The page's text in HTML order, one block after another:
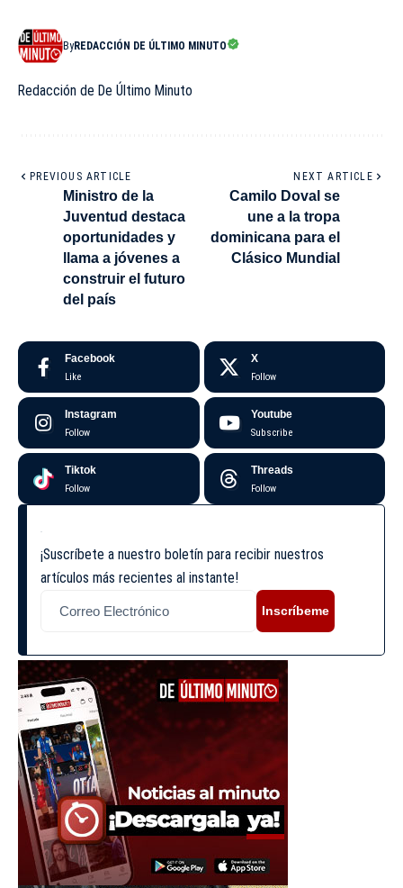
ByREDACCIÓN DE ÚLTIMO MINUTO
Redacción de De Último Minuto
PREVIOUS ARTICLE
Ministro de la
Juventud destaca
oportunidades y
llama a jóvenes a
construir el futuro
del país
NEXT ARTICLE
Camilo Doval se
une a la tropa
dominicana para el
Clásico Mundial
Facebook
Like
X
Follow
Instagram
Follow
Youtube
Subscribe
Tiktok
Follow
Threads
Follow
¡Suscríbete a nuestro boletín para recibir nuestros
artículos más recientes al instante!
Inscríbeme